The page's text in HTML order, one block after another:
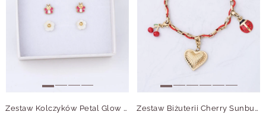
Zestaw Kolczyków Petal Glow Dream Zestaw Biżuterii Cherry Sunburst